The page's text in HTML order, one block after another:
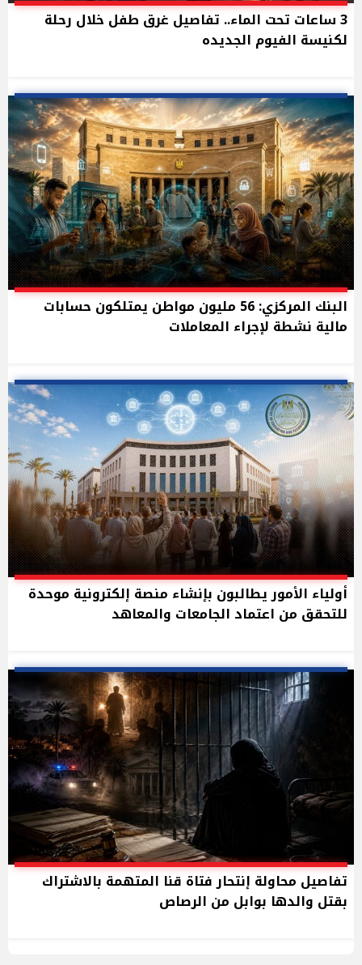
3 ساعات تحت الماء.. تفاصيل غرق طفل خلال رحلة
لكنيسة الفيوم الجديده
البنك المركزي: 56 مليون مواطن يمتلكون حسابات
مالية نشطة لإجراء المعاملات
أولياء الأمور يطالبون بإنشاء منصة إلكترونية موحدة
للتحقق من اعتماد الجامعات والمعاهد
تفاصيل محاولة إنتحار فتاة قنا المتهمة بالاشتراك
بقتل والدها بوابل من الرصاص